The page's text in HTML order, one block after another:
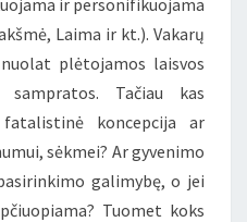
ir personifikuojama
Laima ir kt.). Vakarų
plėtojamos laisvos
Tačiau kas
koncepcija ar
sėkmei? Ar gyvenimo
galimybę, o jei
Tuomet koks